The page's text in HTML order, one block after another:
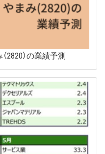
2820）の業績予測